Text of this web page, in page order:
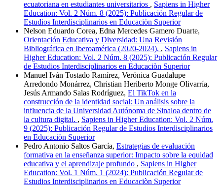
ecuatoriana en estudiantes universitarios , Sapiens in Higher
Education: Vol. 2 Núm. 8 (2025): Publicación Regular de
Estudios Interdisciplinarios en Educaciòn Superior
Nelson Eduardo Corea, Edna Mercedes Gamero Duarte,
Orientación Educativa y Diversidad: Una Revisión
Bibliográfica en Iberoamérica (2020-2024). , Sapiens in
Higher Education: Vol. 2 Núm. 8 (2025): Publicación Regular
de Estudios Interdisciplinarios en Educaciòn Superior
Manuel Iván Tostado Ramírez, Verónica Guadalupe
Arredondo Monárrez, Christian Heriberto Monge Olivarría,
Jesús Armando Salas Rodríguez, El TikTok en la
construcción de la identidad social: Un análisis sobre la
influencia de la Universidad Autónoma de Sinaloa dentro de
la cultura digital. , Sapiens in Higher Education: Vol. 2 Núm.
9 (2025): Publicación Regular de Estudios Interdisciplinarios
en Educaciòn Superior
Pedro Antonio Saltos García, Estrategias de evaluación
formativa en la enseñanza superior: Impacto sobre la equidad
educativa y el aprendizaje profundo , Sapiens in Higher
Education: Vol. 1 Núm. 1 (2024): Publicación Regular de
Estudios Interdisciplinarios en Educaciòn Superior